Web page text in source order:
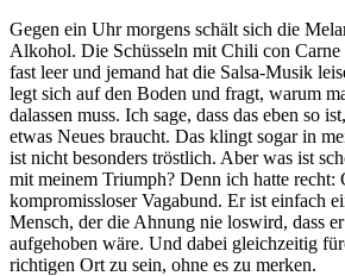
Gegen ein Uhr morgens schält sich die
Alkohol. Die Schüsseln mit Chili con Carne
fast leer und jemand hat die Salsa-Musik
legt sich auf den Boden und fragt, warum
dalassen muss. Ich sage, dass das eben so
etwas Neues braucht. Das klingt sogar in
ist nicht besonders tröstlich. Aber was ist
mit meinem Triumph? Denn ich hatte recht:
kompromissloser Vagabund. Er ist einfach
Mensch, der die Ahnung nie loswird, dass
aufgehoben wäre. Und dabei gleichzeitig
richtigen Ort zu sein, ohne es zu merken.